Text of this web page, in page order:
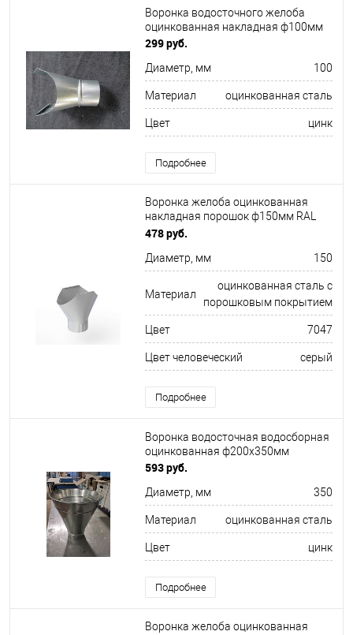
Воронка водосточного желоба
оцинкованная накладная ф100мм
299 руб.
Диаметр, мм 100
Материал оцинкованная сталь
Цвет цинк
Подробнее
Воронка желоба оцинкованная
накладная порошок ф150мм RAL
7047
478 руб.
Диаметр, мм 150
Материал
оцинкованная сталь с
порошковым покрытием
Цвет 7047
Цвет человеческий серый
Подробнее
Воронка водосточная водосборная
оцинкованная ф200х350мм
593 руб.
Диаметр, мм 350
Материал оцинкованная сталь
Цвет цинк
Подробнее
Воронка желоба оцинкованная